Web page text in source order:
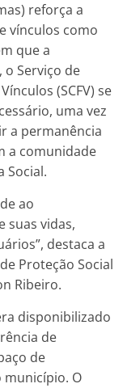
reforça a
vínculos como
que a
Serviço de
(SCFV) se
uma vez
a permanência
a comunidade
Social.
ao
suas vidas,
destaca a
Proteção Social
Ribeiro.
disponibilizado
de
de
município. O